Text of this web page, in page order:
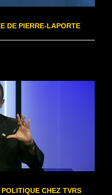
DE PIERRE-LAPORTE
CHEZ TVRS